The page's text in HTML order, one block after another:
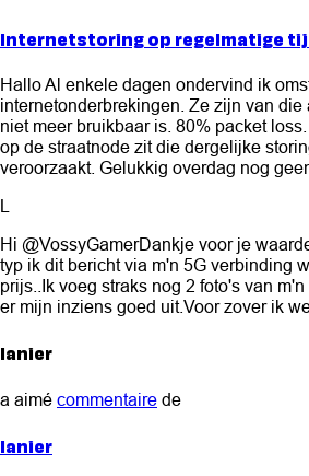
Internetstoring op regelmatige
Hallo Al enkele dagen ondervind ik
internetonderbrekingen. Ze zijn van die
niet meer bruikbaar is. 80% packet
op de straatnode zit die dergelijke
veroorzaakt. Gelukkig overdag nog
Hi @VossyGamerDankje voor je
typ ik dit bericht via m'n 5G verbinding
prijs..Ik voeg straks nog 2 foto's van
er mijn inziens goed uit.Voor zover ik
lanier
a aimé commentaire de
lanier